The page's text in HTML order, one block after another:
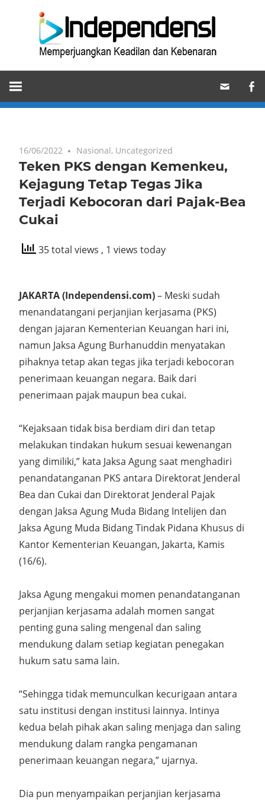
Memperjuangkan
Keadilan
dan
16/06/2022 Nasional, Uncategorized
Teken PKS dengan Kemenkeu,
Kejagung Tetap Tegas Jika
Terjadi Kebocoran dari Pajak-Bea
Cukai
35 total views , 1 views today
JAKARTA (Independensi.com)– Meski sudah
menandatangani perjanjian kerjasama (PKS)
dengan jajaran Kementerian Keuangan hari ini,
namun Jaksa Agung Burhanuddin menyatakan
pihaknya tetap akan tegas jika terjadi kebocoran
penerimaan keuangan negara. Baik dari
penerimaan pajak maupun bea cukai.
“Kejaksaan tidak bisa berdiam diri dan tetap
melakukan tindakan hukum sesuai kewenangan
yang dimiliki,” kata Jaksa Agung saat menghadiri
penandatanganan PKS antara Direktorat Jenderal
Bea dan Cukai dan Direktorat Jenderal Pajak
dengan Jaksa Agung Muda Bidang Intelijen dan
Jaksa Agung Muda Bidang Tindak Pidana Khusus di
Kantor Kementerian Keuangan, Jakarta, Kamis
(16/6).
Jaksa Agung mengakui momen penandatanganan
perjanjian kerjasama adalah momen sangat
penting guna saling mengenal dan saling
mendukung dalam setiap kegiatan penegakan
hukum satu sama lain.
“Sehingga tidak memunculkan kecurigaan antara
satu institusi dengan institusi lainnya. Intinya
kedua belah pihak akan saling menjaga dan saling
mendukung dalam rangka pengamanan
penerimaan keuangan negara,” ujarnya.
Dia pun menyampaikan perjanjian kerjasama